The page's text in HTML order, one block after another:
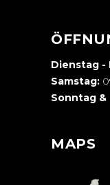
Dienstag -
Samstag:
Sonntag &
MAPS